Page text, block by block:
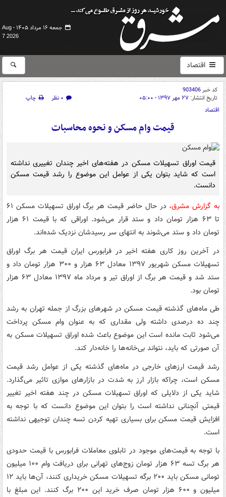
جمعه ۱۶ مرداد ۱۴۰۵ -
Aug
7 2026
اقتصاد
کد خبر903406
تاریخ انتشار: ۲۷ مهر ۱۳۹۷ - ۰۵:۰۰ ۰ نظر
چاپ
اقتصاد
قیمت وام مسکن و نحوه محاسبات
قیمت اوراق تسهیلات مسکن در هفته‌های اخیر چندان تغییری نداشته
است که شاید بتوان یکی از عوامل این موضوع را رشد قیمت مسکن
دانست.
به گزارش مشرق،
در حال حاضر قیمت هر برگ اوراق تسهیلات مسکن ۶۱
تا ۶۳ هزار تومان داد و ستد قرار می‌شود. اوراقی که با قیمت ۶۱ هزار
تومان داد و ستد می‌شوند به انتهای سر رسیدشان نزدیک شده‌اند.
در آخرین روز کاری هفته اخیر در فرابورس ایران قیمت هر برگ اوراق
تسهیلات مسکن شهریور ۱۳۹۷ معادل ۶۳ هزار و ۳۰۰ هزار تومان داد و
ستد شد و قیمت هر برگ از اوراق تیر و مرداد ماه ۱۳۹۷ معادل ۶۳ هزار
تومان بود.
طی ماه‌های گذشته قیمت مسکن در شهرهای بزرگ از جمله تهران به رشد
چند ده درصدی داشته ولی مقداری که به عنوان وام مسکن پرداخت
می‌شود ثابت مانده است این موضوع باعث شده اوراق تسهیلات مسکن به
آن صورتی که باید، نتواند بی‌خانه‌ها را خانه‌دار کند.
رشد قیمت ارزهای خارجی در ماه‌های گذشته یکی از عوامل رشد قیمت
مسکن است، چراکه بازار ارز به شدت در بازارهای موازی تاثیر می‌گذارد.
شاید یکی از دلایلی که اوراق تسهیلات مسکن در چند هفته اخیر تغییر
قیمتی آنچنانی نداشته است را بتوان این موضوع دانست که با توجه به
افزایش قیمت مسکن برای بسیاری تهیه کردن تسه چندان توجیهی نداشته
است.
با توجه به قیمت‌های موجود در تابلوی معاملات فرابورس با قیمت حدودی
هر برگ تسه ۶۳ هزار تومان زوج‌های تهرانی برای دریافت وام ۱۰۰ میلیون
تومانی مسکن باید ۲۰۰ برگه تسهیلات مسکن خریداری کنند، آن‌ها باید ۱۲
میلیون و ۶۰۰ هزار تومان صرف خرید این ۲۰۰ برگ کنند. این مبلغ با